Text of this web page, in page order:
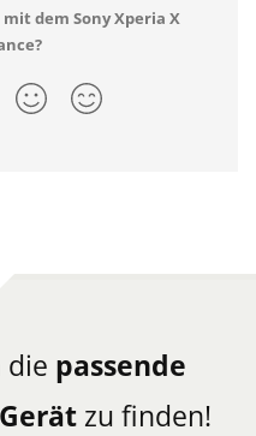
dem Sony Xperia X
die passende
zu finden!